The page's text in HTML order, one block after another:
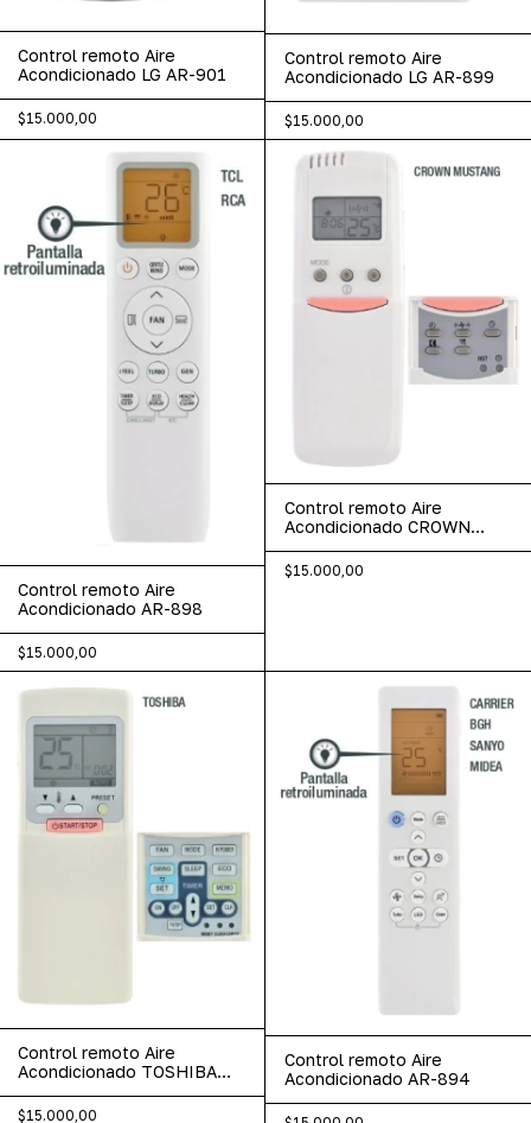
Control remoto Aire
Acondicionado LG AR-901
$15.000,00
Control remoto Aire
Acondicionado LG AR-899
$15.000,00
Control remoto Aire
Acondicionado AR-898
$15.000,00
Control remoto Aire
Acondicionado CROWN
MUSTANG AR-897
$15.000,00
Control remoto Aire
Acondicionado TOSHIBA
$15.000,00
Control remoto Aire
Acondicionado AR-894